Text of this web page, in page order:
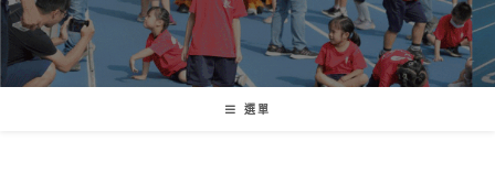
選單